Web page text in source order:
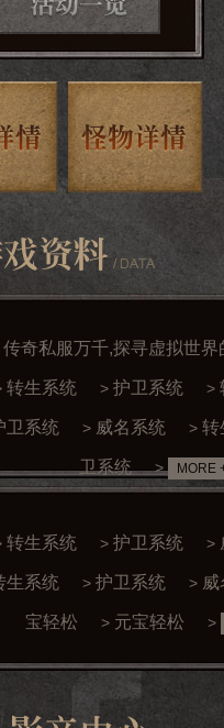
传奇私服万千,探寻虚拟世界
转生系统 > 护卫系统 >
卫系统 > 威名系统 > 转
卫系统 > MORE
转生系统 > 护卫系统 >
生系统 > 护卫系统 >
宝轻松 > 元宝轻松 >